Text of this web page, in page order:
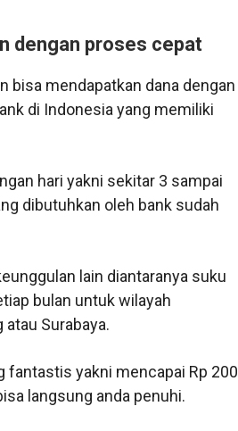
dengan proses cepat
bisa mendapatkan dana dengan
di Indonesia yang memiliki
hari yakni sekitar 3 sampai
dibutuhkan oleh bank sudah
lain diantaranya suku
bulan untuk wilayah
Surabaya.
fantastis yakni mencapai Rp 200
langsung anda penuhi.